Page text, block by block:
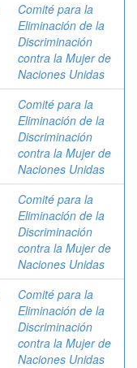
Comité para la
Eliminación de la
Discriminación
contra la Mujer de
Naciones Unidas
Comité para la
Eliminación de la
Discriminación
contra la Mujer de
Naciones Unidas
Comité para la
Eliminación de la
Discriminación
contra la Mujer de
Naciones Unidas
Comité para la
Eliminación de la
Discriminación
contra la Mujer de
Naciones Unidas